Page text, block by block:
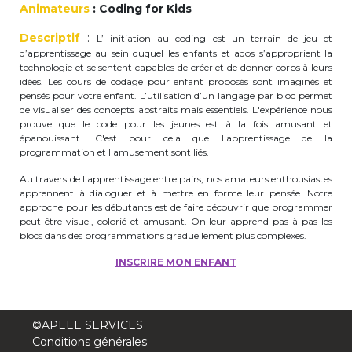
periscolaire.berkendael@apeee-bxl1-
services.be
BE91 3631 6790 0976
Activités périscolaires Uccle
+32 (0)2 375 31 35
cesame@apeee-bxl1-services.be
BE30 3100 2003 2711
+32 (0)2 374 76 75
cantine@apeee-bxl1-services.be
Animateurs : Coding for Kids
Descriptif :
L’ initiation au coding est un terrain de jeu et
d’apprentissage au sein duquel les enfants et ados s’approprient la
technologie et se sentent capables de créer et de donner corps à leurs
idées. Les cours de codage pour enfant proposés sont imaginés et
pensés pour votre enfant. L’utilisation d’un langage par bloc permet
de visualiser des concepts abstraits mais essentiels. L'expérience nous
prouve que le code pour les jeunes est à la fois amusant et
épanouissant. C'est pour cela que l'apprentissage de la
programmation et l'amusement sont liés.
Au travers de l'apprentissage entre pairs, nos amateurs enthousiastes
apprennent à dialoguer et à mettre en forme leur pensée. Notre
approche pour les débutants est de faire découvrir que programmer
peut être visuel, colorié et amusant. On leur apprend pas à pas les
blocs dans des programmations graduellement plus complexes.
INSCRIRE MON ENFANT
©APEEE SERVICES
Conditions générales